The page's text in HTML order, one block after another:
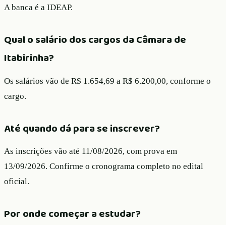
A banca é a IDEAP.
Qual o salário dos cargos da Câmara de
Itabirinha?
Os salários vão de R$ 1.654,69 a R$ 6.200,00, conforme o
cargo.
Até quando dá para se inscrever?
As inscrições vão até 11/08/2026, com prova em
13/09/2026. Confirme o cronograma completo no edital
oficial.
Por onde começar a estudar?